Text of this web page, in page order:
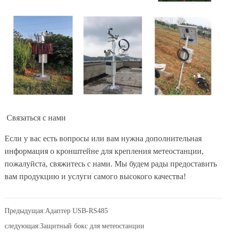
Связаться с нами
Если у вас есть вопросы или вам нужна дополнительная
информация о кронштейне для крепления метеостанции,
пожалуйста, свяжитесь с нами. Мы будем рады предоставить
вам продукцию и услуги самого высокого качества!
Предыдущая:Адаптер USB-RS485
следующая:Защитный бокс для метеостанции